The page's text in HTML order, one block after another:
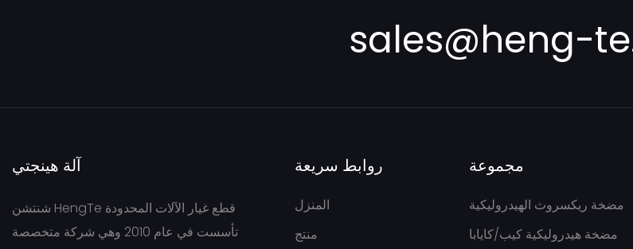
NABCO/MITSUBISHI
VOLVO Hydraulic Pump
sales@heng-
آلة هينجتي
شنتشن HengTe قطع غيار الآلات المحدودة
تأسست في عام 2010 وهي شركة متخصصة
روابط سريعة
المنزل
منتج
مجموعة
مضخة ريكسروث الهيدروليكية
مضخة هيدروليكية كيب/كايابا